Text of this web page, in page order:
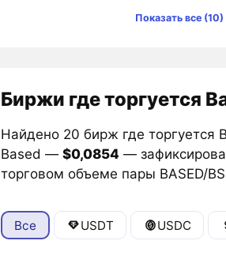
Показать все (10)
Биржи где торгуется
Найдено 20 бирж где торгуется
Based — $0,0854 —
торговом объеме пары BASED/
Все USDT USDC